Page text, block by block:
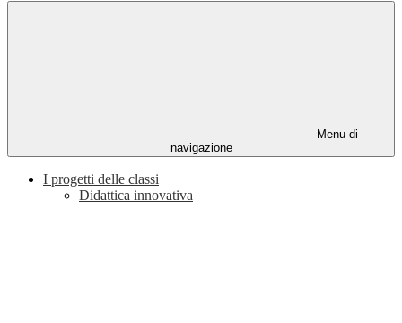
Menu di
navigazione
I progetti delle classi
Didattica innovativa